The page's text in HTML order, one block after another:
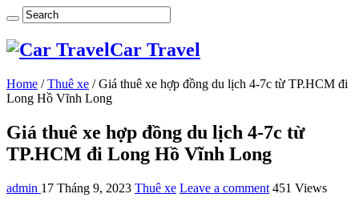
Car Travel
Home / Thuê xe / Giá thuê xe hợp đồng du lịch 4-7c từ TP.HCM đi
Long Hồ Vĩnh Long
Giá thuê xe hợp đồng du lịch 4-7c từ
TP.HCM đi Long Hồ Vĩnh Long
admin 17 Tháng 9, 2023 Thuê xe Leave a comment 451 Views